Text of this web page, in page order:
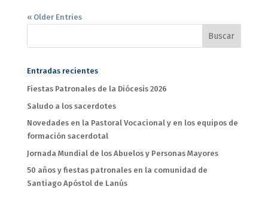
« Older Entries
Entradas recientes
Fiestas Patronales de la Diócesis 2026
Saludo a los sacerdotes
Novedades en la Pastoral Vocacional y en los equipos de
formación sacerdotal
Jornada Mundial de los Abuelos y Personas Mayores
50 años y fiestas patronales en la comunidad de
Santiago Apóstol de Lanús